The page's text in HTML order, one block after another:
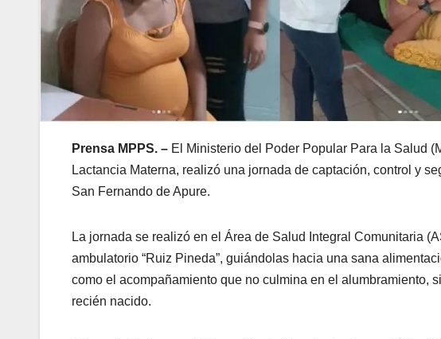
Prensa MPPS. – El Ministerio del Poder Popular Para la Salud
Lactancia Materna, realizó una jornada de captación, control y
San Fernando de Apure.
La jornada se realizó en el Área de Salud Integral Comunitaria
ambulatorio “Ruiz Pineda”, guiándolas hacia una sana
como el acompañamiento que no culmina en el alumbramiento,
recién nacido.